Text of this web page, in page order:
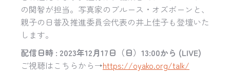
の関智が担当。写真家のブルース・オズボーンと、
親子の日普及推進委員会代表の井上佳子も登壇いた
します。
配信日時 : 2023年12月17日（日）13:00から (LIVE)
ご視聴はこちらから→https://oyako.org/talk/